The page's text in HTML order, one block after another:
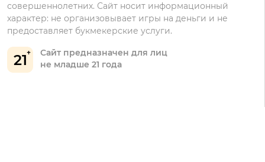
21
Сайт предназначен для лиц
не младше 21 года
совершеннолетних. Сайт носит информационный
характер: не организовывает игры на деньги и не
предоставляет букмекерские услуги.